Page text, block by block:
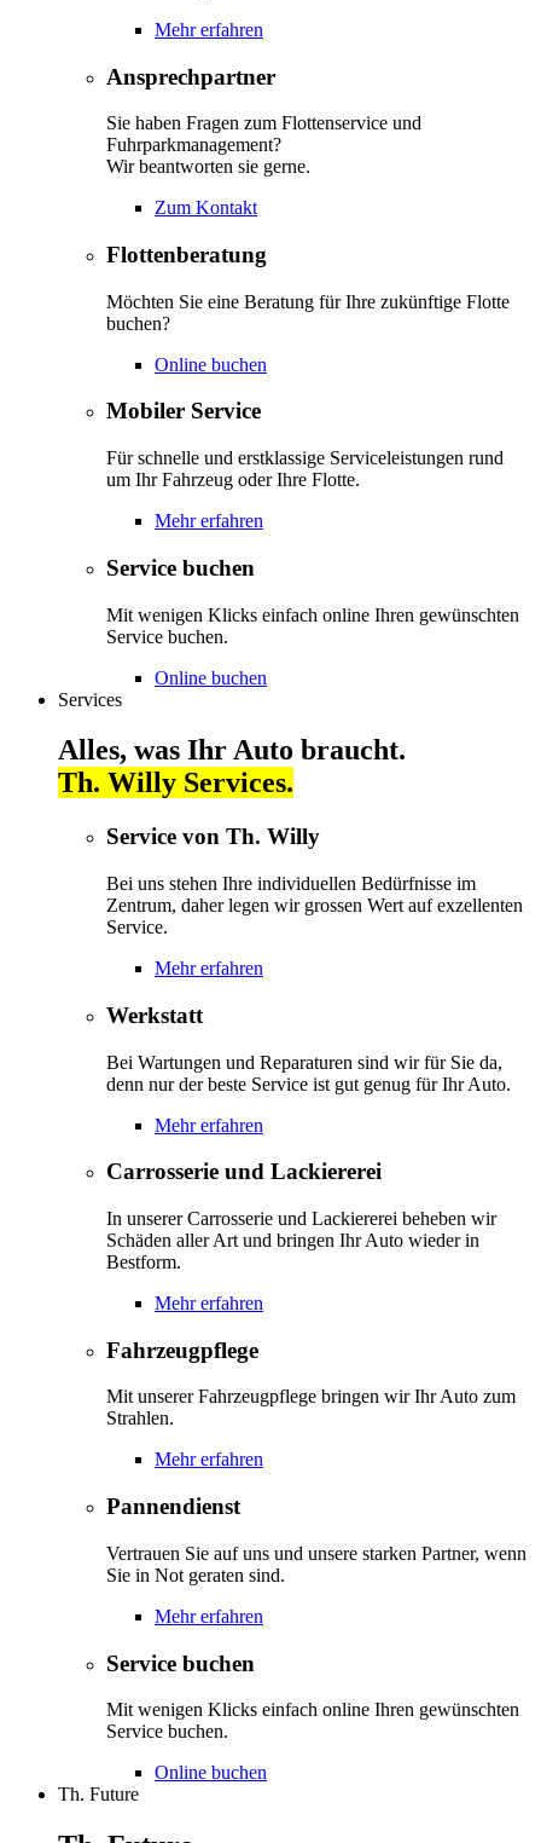
Mehr erfahren
Ansprechpartner
Sie haben Fragen zum Flottenservice und
Fuhrparkmanagement?
Wir beantworten sie gerne.
Zum Kontakt
Flottenberatung
Möchten Sie eine Beratung für Ihre zukünftige Flotte
buchen?
Online buchen
Mobiler Service
Für schnelle und erstklassige Serviceleistungen rund
um Ihr Fahrzeug oder Ihre Flotte.
Mehr erfahren
Service buchen
Mit wenigen Klicks einfach online Ihren gewünschten
Service buchen.
Online buchen
Services
Alles, was Ihr Auto braucht.
Th. Willy Services.
Service von Th. Willy
Bei uns stehen Ihre individuellen Bedürfnisse im
Zentrum, daher legen wir grossen Wert auf exzellenten
Service.
Mehr erfahren
Werkstatt
Bei Wartungen und Reparaturen sind wir für Sie da,
denn nur der beste Service ist gut genug für Ihr Auto.
Mehr erfahren
Carrosserie und Lackiererei
In unserer Carrosserie und Lackiererei beheben wir
Schäden aller Art und bringen Ihr Auto wieder in
Bestform.
Mehr erfahren
Fahrzeugpflege
Mit unserer Fahrzeugpflege bringen wir Ihr Auto zum
Strahlen.
Mehr erfahren
Pannendienst
Vertrauen Sie auf uns und unsere starken Partner, wenn
Sie in Not geraten sind.
Mehr erfahren
Service buchen
Mit wenigen Klicks einfach online Ihren gewünschten
Service buchen.
Online buchen
Th. Future